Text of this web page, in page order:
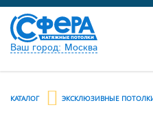
Ваш город: Москва
КАТАЛОГ ЭКСКЛЮЗИВНЫЕ